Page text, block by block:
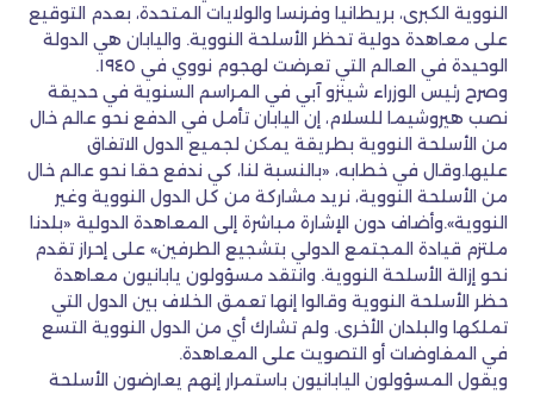
النووية الكبرى، بريطانيا وفرنسا والولايات المتحدة، بعدم التوقيع
على معاهدة دولية تحظر الأسلحة النووية. واليابان هي الدولة
الوحيدة في العالم التي تعرضت لهجوم نووي في ١٩٤٥.
وصرح رئيس الوزراء شينزو آبي في المراسم السنوية في حديقة
نصب هيروشيما للسلام، إن اليابان تأمل في الدفع نحو عالم خال
من الأسلحة النووية بطريقة يمكن لجميع الدول الاتفاق
عليها.وقال في خطابه، «بالنسبة لنا، كي ندفع حقا نحو عالم خال
من الأسلحة النووية، نريد مشاركة من كل الدول النووية وغير
النووية».وأضاف دون الإشارة مباشرة إلى المعاهدة الدولية «بلدنا
ملتزم قيادة المجتمع الدولي بتشجيع الطرفين» على إحراز تقدم
نحو إزالة الأسلحة النووية. وانتقد مسؤولون يابانيون معاهدة
حظر الأسلحة النووية وقالوا إنها تعمق الخلاف بين الدول التي
تملكها والبلدان الأخرى. ولم تشارك أي من الدول النووية التسع
في المفاوضات أو التصويت على المعاهدة.
ويقول المسؤولون اليابانيون باستمرار إنهم يعارضون الأسلحة